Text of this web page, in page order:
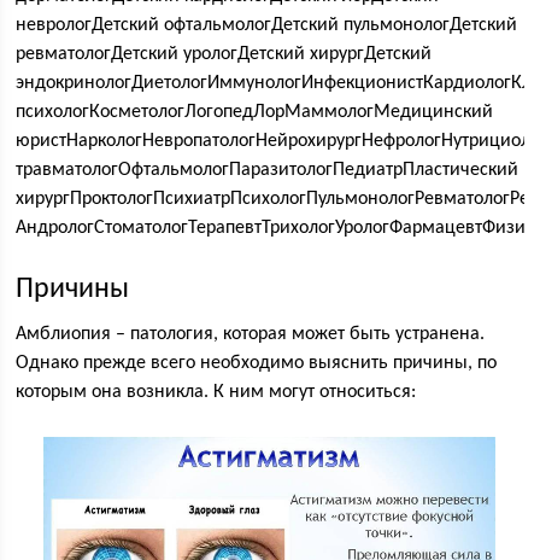
неврологДетский офтальмологДетский пульмонологДетский
ревматологДетский урологДетский хирургДетский
психологКосметологЛогопедЛорМаммологМедицинский
травматологОфтальмологПаразитологПедиатрПластический
Причины
Амблиопия – патология, которая может быть устранена.
Однако прежде всего необходимо выяснить причины, по
которым она возникла. К ним могут относиться: